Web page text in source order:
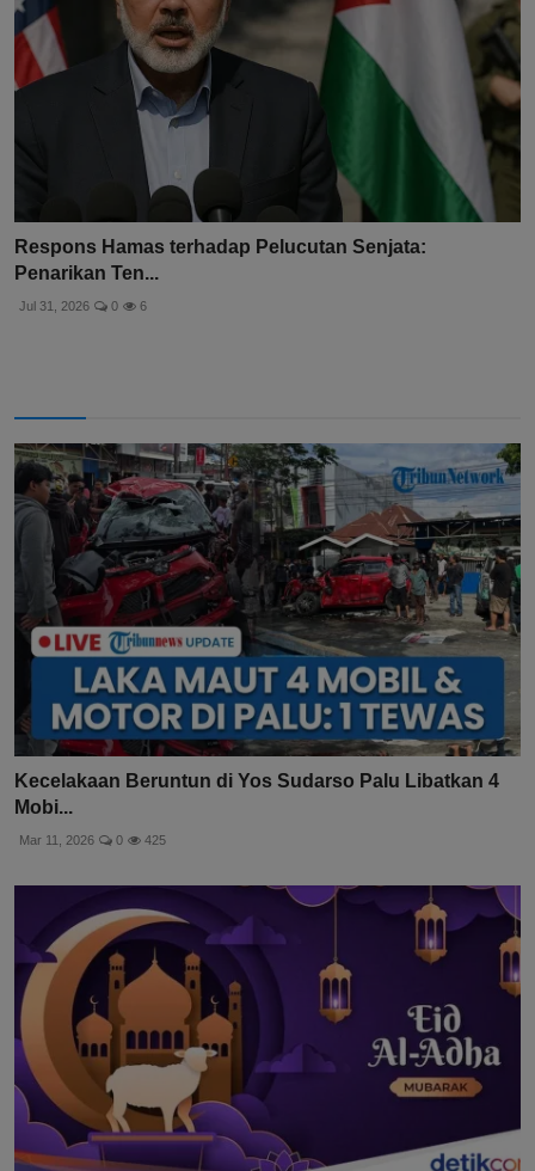
Respons Hamas terhadap Pelucutan Senjata:
Penarikan Ten...
Jul 31, 2026 0 6
Kecelakaan Beruntun di Yos Sudarso Palu Libatkan 4
Mobi...
Mar 11, 2026 0 425